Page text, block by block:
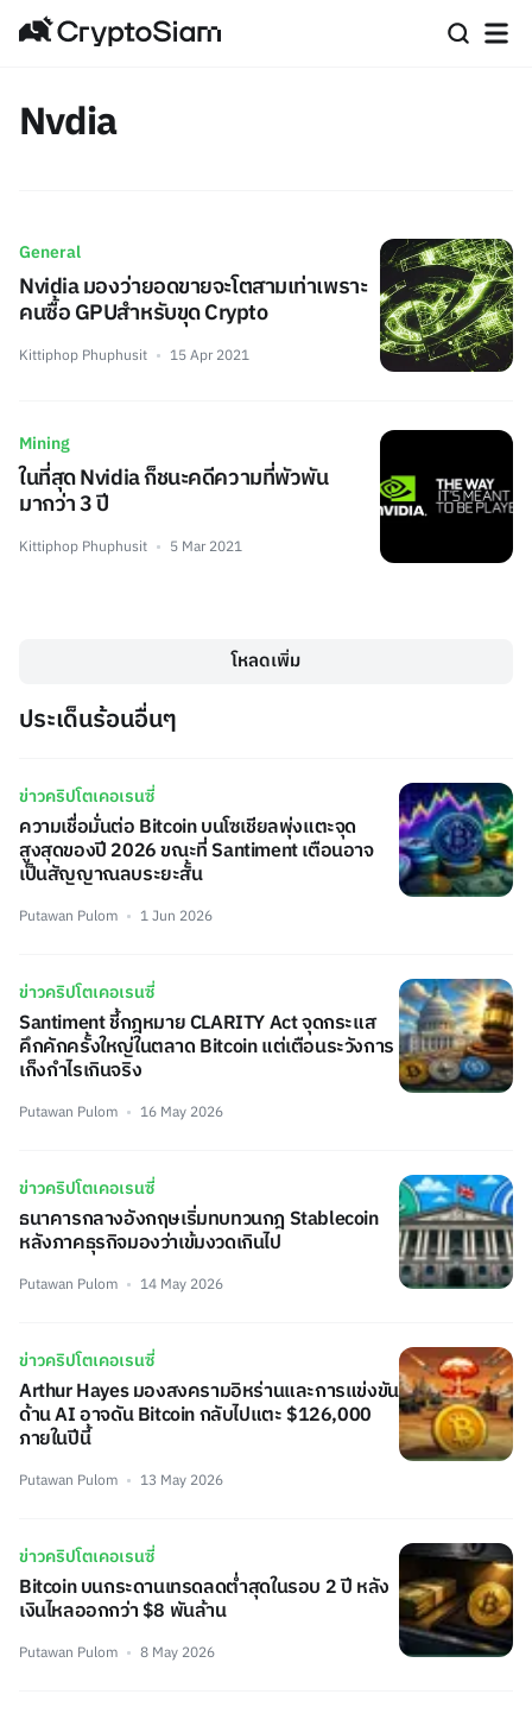
Nvdia
General
Nvidia มองว่ายอดขายจะโตสามเท่าเพราะ
คนซื้อ GPUสำหรับขุด Crypto
Kittiphop Phuphusit 15 Apr 2021
Mining
ในที่สุด Nvidia ก็ชนะคดีความที่พัวพัน
มากว่า 3 ปี
Kittiphop Phuphusit 5 Mar 2021
โหลดเพิ่ม
ประเด็นร้อนอื่นๆ
ข่าวคริปโตเคอเรนซี่
ความเชื่อมั่นต่อ Bitcoin บนโซเชียลพุ่งแตะจุด
สูงสุดของปี 2026 ขณะที่ Santiment เตือนอาจ
เป็นสัญญาณลบระยะสั้น
Putawan Pulom 1 Jun 2026
ข่าวคริปโตเคอเรนซี่
Santiment ชี้กฎหมาย CLARITY Act จุดกระแส
คึกคักครั้งใหญ่ในตลาด Bitcoin แต่เตือนระวังการ
เก็งกำไรเกินจริง
Putawan Pulom 16 May 2026
ข่าวคริปโตเคอเรนซี่
ธนาคารกลางอังกฤษเริ่มทบทวนกฎ Stablecoin
หลังภาคธุรกิจมองว่าเข้มงวดเกินไป
Putawan Pulom 14 May 2026
ข่าวคริปโตเคอเรนซี่
Arthur Hayes มองสงครามอิหร่านและการแข่งขัน
ด้าน AI อาจดัน Bitcoin กลับไปแตะ $126,000
ภายในปีนี้
Putawan Pulom 13 May 2026
ข่าวคริปโตเคอเรนซี่
Bitcoin บนกระดานเทรดลดต่ำสุดในรอบ 2 ปี หลัง
เงินไหลออกกว่า $8 พันล้าน
Putawan Pulom 8 May 2026